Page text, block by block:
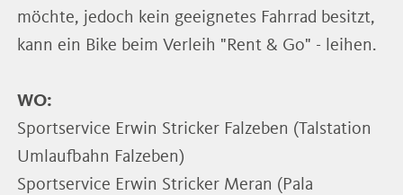
möchte, jedoch kein geeignetes Fahrrad besitzt,
kann ein Bike beim Verleih "Rent & Go" - leihen.
WO:
Sportservice Erwin Stricker Falzeben (Talstation
Umlaufbahn Falzeben)
Sportservice Erwin Stricker Meran (Pala